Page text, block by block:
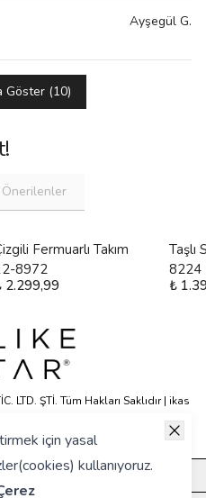
için yasal
kullanıyoruz.
Ayşegül G.
Göster(10)
Önerilenler
Fermuarlı Takım
8972
2.299,99
Taşlı
8224
₺
LTD. ŞTİ. Tüm Hakları Saklıdır | ikas